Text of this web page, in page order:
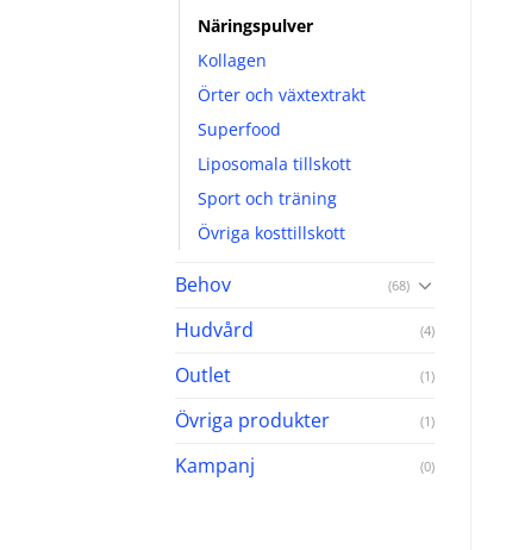
Näringspulver
Kollagen
Örter och växtextrakt
Superfood
Liposomala tillskott
Sport och träning
Övriga kosttillskott
Behov (68)
Hudvård (4)
Outlet (1)
Övriga produkter (1)
Kampanj (0)